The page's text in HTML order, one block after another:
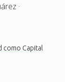
·
como Capital